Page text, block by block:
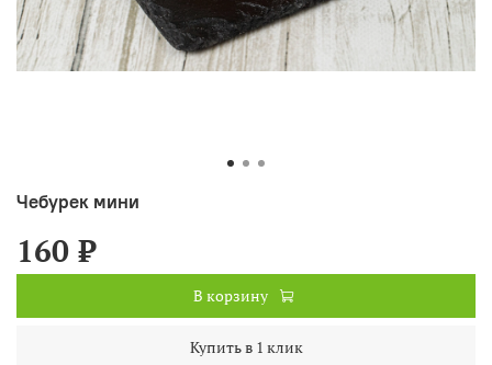
Чебурек мини
160 ₽
В корзину
Купить в 1 клик